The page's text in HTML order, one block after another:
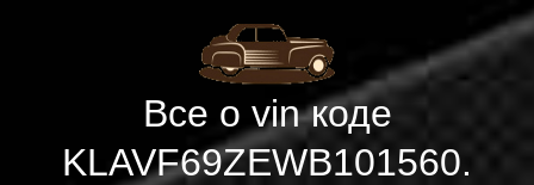
Все о vin коде
KLAVF69ZEWB101560.